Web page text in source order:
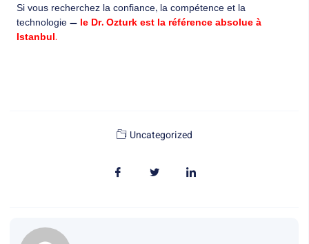
Si vous recherchez la confiance, la compétence et la
technologie — le Dr. Ozturk est la référence absolue à
Istanbul.
Uncategorized